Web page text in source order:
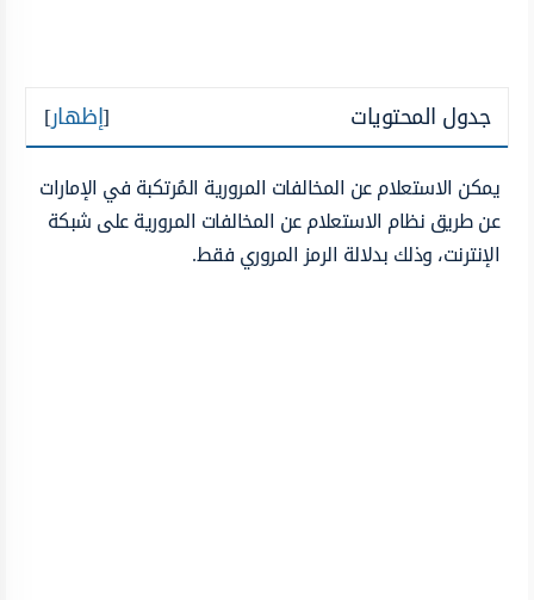
جدول المحتويات [إظهار]
يمكن الاستعلام عن المخالفات المرورية المُرتكبة في الإمارات
عن طريق نظام الاستعلام عن المخالفات المرورية على شبكة
الإنترنت، وذلك بدلالة الرمز المروري فقط.